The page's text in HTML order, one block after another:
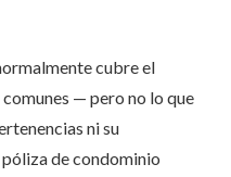
cubre el
— pero no lo que
ni su
de condominio